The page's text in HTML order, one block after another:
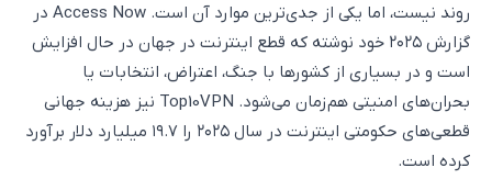
روند نیست، اما یکی از جدی‌ترین موارد آن است. Access Now در
گزارش ۲۰۲۵ خود نوشته که قطع اینترنت در جهان در حال افزایش
است و در بسیاری از کشورها با جنگ، اعتراض، انتخابات یا
بحران‌های امنیتی هم‌زمان می‌شود. Top10VPN نیز هزینه جهانی
قطعی‌های حکومتی اینترنت در سال ۲۰۲۵ را ۱۹.۷ میلیارد دلار برآورد
کرده است.